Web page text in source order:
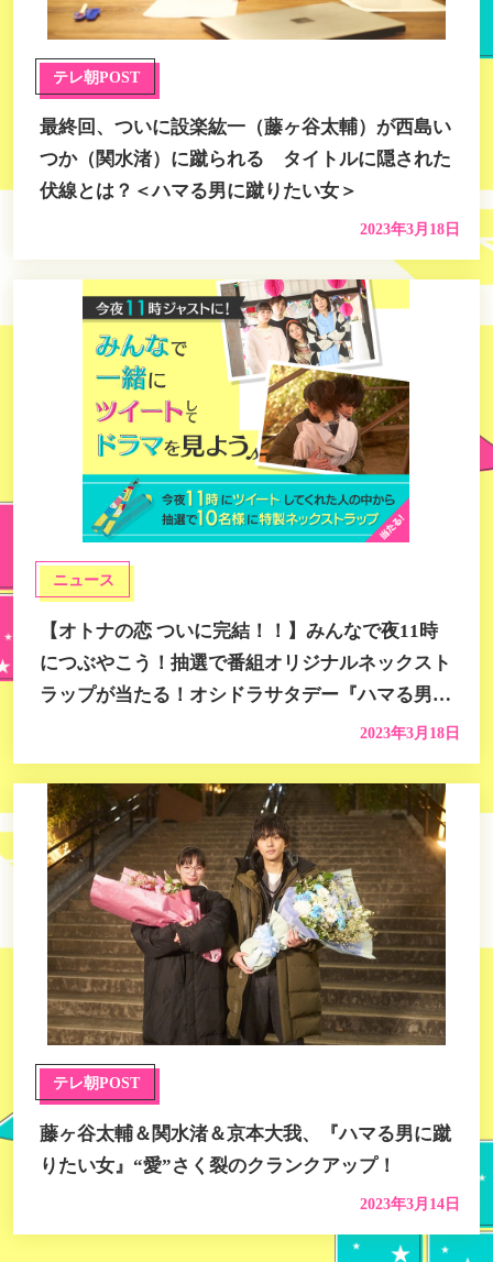
テレ朝POST
最終回、ついに設楽紘一（藤ヶ谷太輔）が西島い
つか（関水渚）に蹴られる タイトルに隠された
伏線とは？＜ハマる男に蹴りたい女＞
2023年3月18日
ニュース
【オトナの恋 ついに完結！！】みんなで夜11時
につぶやこう！抽選で番組オリジナルネックスト
ラップが当たる！オシドラサタデー『ハマる男に
2023年3月18日
テレ朝POST
藤ヶ谷太輔＆関水渚＆京本大我、『ハマる男に蹴
りたい女』“愛”さく裂のクランクアップ！
2023年3月14日